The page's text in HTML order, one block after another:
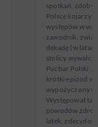
spotkań,
Polsce kojarzy
występów w
zawodnik,
dekadę (w
stolicy
Puchar Polski.
krótki epizod w
wypożyczony
Występował
powodów
latek,